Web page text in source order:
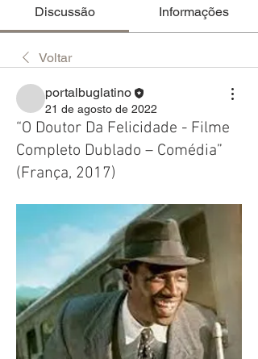
Discussão Informações
Voltar
portalbuglatino
21 de agosto de 2022
“O Doutor Da Felicidade - Filme
Completo Dublado – Comédia”
(França, 2017)